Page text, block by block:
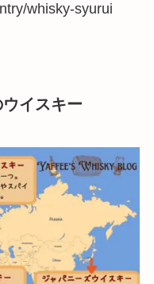
whisky-syurui
イスキー